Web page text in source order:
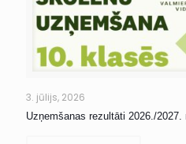
3. jūlijs, 2026
Uzņemšanas rezultāti 2026./